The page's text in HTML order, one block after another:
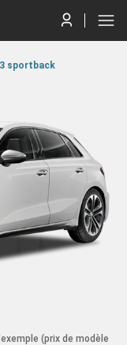
sportback
(prix de modèle